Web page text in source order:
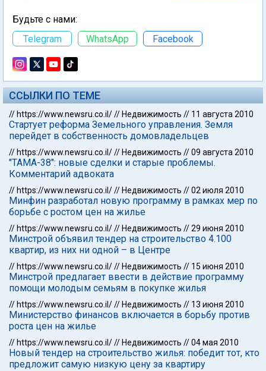
Будьте с нами:
Telegram
WhatsApp Facebook
ССЫЛКИ ПО ТЕМЕ
// https://www.newsru.co.il/// Недвижимость // 11 августа 2010
Стартует реформа Земельного управления. Земля
перейдет в собственность домовладельцев
// https://www.newsru.co.il/// Недвижимость //09 августа 2010
"ТАМА-38": новые сделки и старые проблемы.
Комментарий адвоката
// https://www.newsru.co.il/// Недвижимость //02 июля 2010
Минфин разработал новую программу в рамках мер по
борьбе с ростом цен на жилье
// https://www.newsru.co.il/// Недвижимость //29 июня 2010
Минстрой объявил тендер на строительство 4.100
квартир, из них ни одной – в Центре
// https://www.newsru.co.il/// Недвижимость // 15 июня 2010
Минстрой предлагает ввести в действие программу
помощи молодым семьям в покупке жилья
// https://www.newsru.co.il/// Недвижимость // 13 июня 2010
Министерство финансов включается в борьбу против
роста цен на жилье
// https://www.newsru.co.il/// Недвижимость //04 мая 2010
Новый тендер на строительство жилья: победит тот, кто
предложит самую низкую цену за квартиру